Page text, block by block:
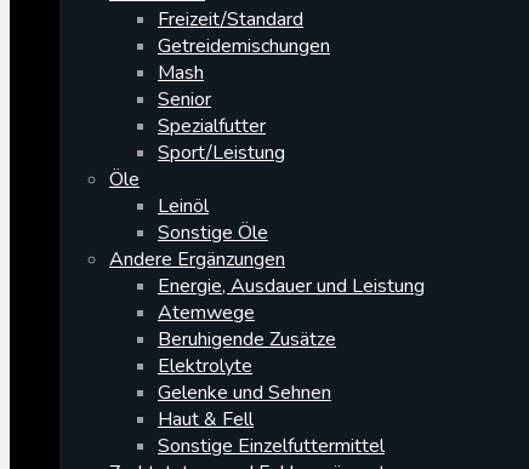
Freizeit/Standard
Getreidemischungen
Mash
Senior
Spezialfutter
Sport/Leistung
Öle
Leinöl
Sonstige Öle
Andere Ergänzungen
Energie, Ausdauer und Leistung
Atemwege
Beruhigende Zusätze
Elektrolyte
Gelenke und Sehnen
Haut & Fell
Sonstige Einzelfuttermittel